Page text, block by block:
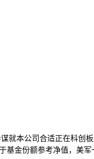
本公司合适正在科创
基金份额参考净值，美